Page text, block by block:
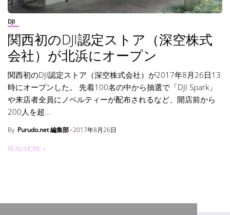
DJI
関西初のDJI認定ストア（深空株式
会社）が北浜にオープン
関西初のDJI認定ストア（深空株式会社）が2017年8月26日13
時にオープンした。 先着100名の中から抽選で「DJI Spark」
や来店者全員にノベルティーが配布されるなど、開店前から
200人を超...
By Purudo.net 編集部 2017年8月26日
READ MORE